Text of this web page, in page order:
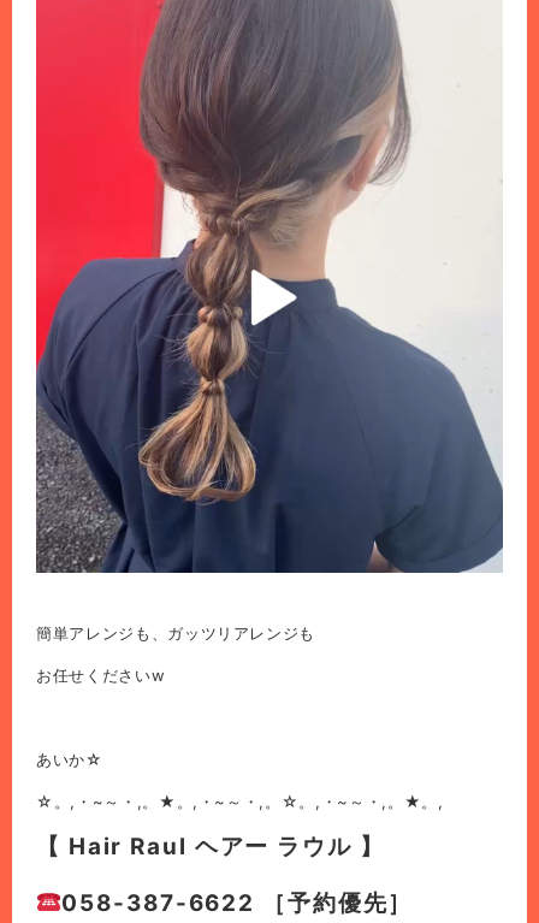
簡単アレンジも、ガッツリアレンジも
お任せくださいw
あいか☆
☆。,・~～・,。★。,・~～・,。☆。,・~～・,。★。,
【 Hair Raul ヘアー ラウル 】
058-387-6622 ［予約優先］